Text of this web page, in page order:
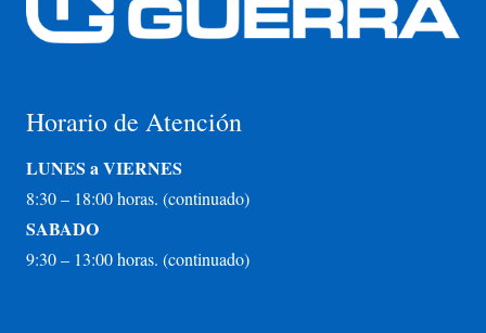
Horario de Atención
LUNES a VIERNES
8:30 – 18:00 horas. (continuado)
SABADO
9:30 – 13:00 horas. (continuado)